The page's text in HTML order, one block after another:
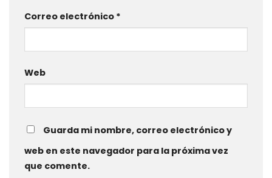
Correo electrónico *
Web
Guarda mi nombre, correo electrónico y
web en este navegador para la próxima vez
que comente.